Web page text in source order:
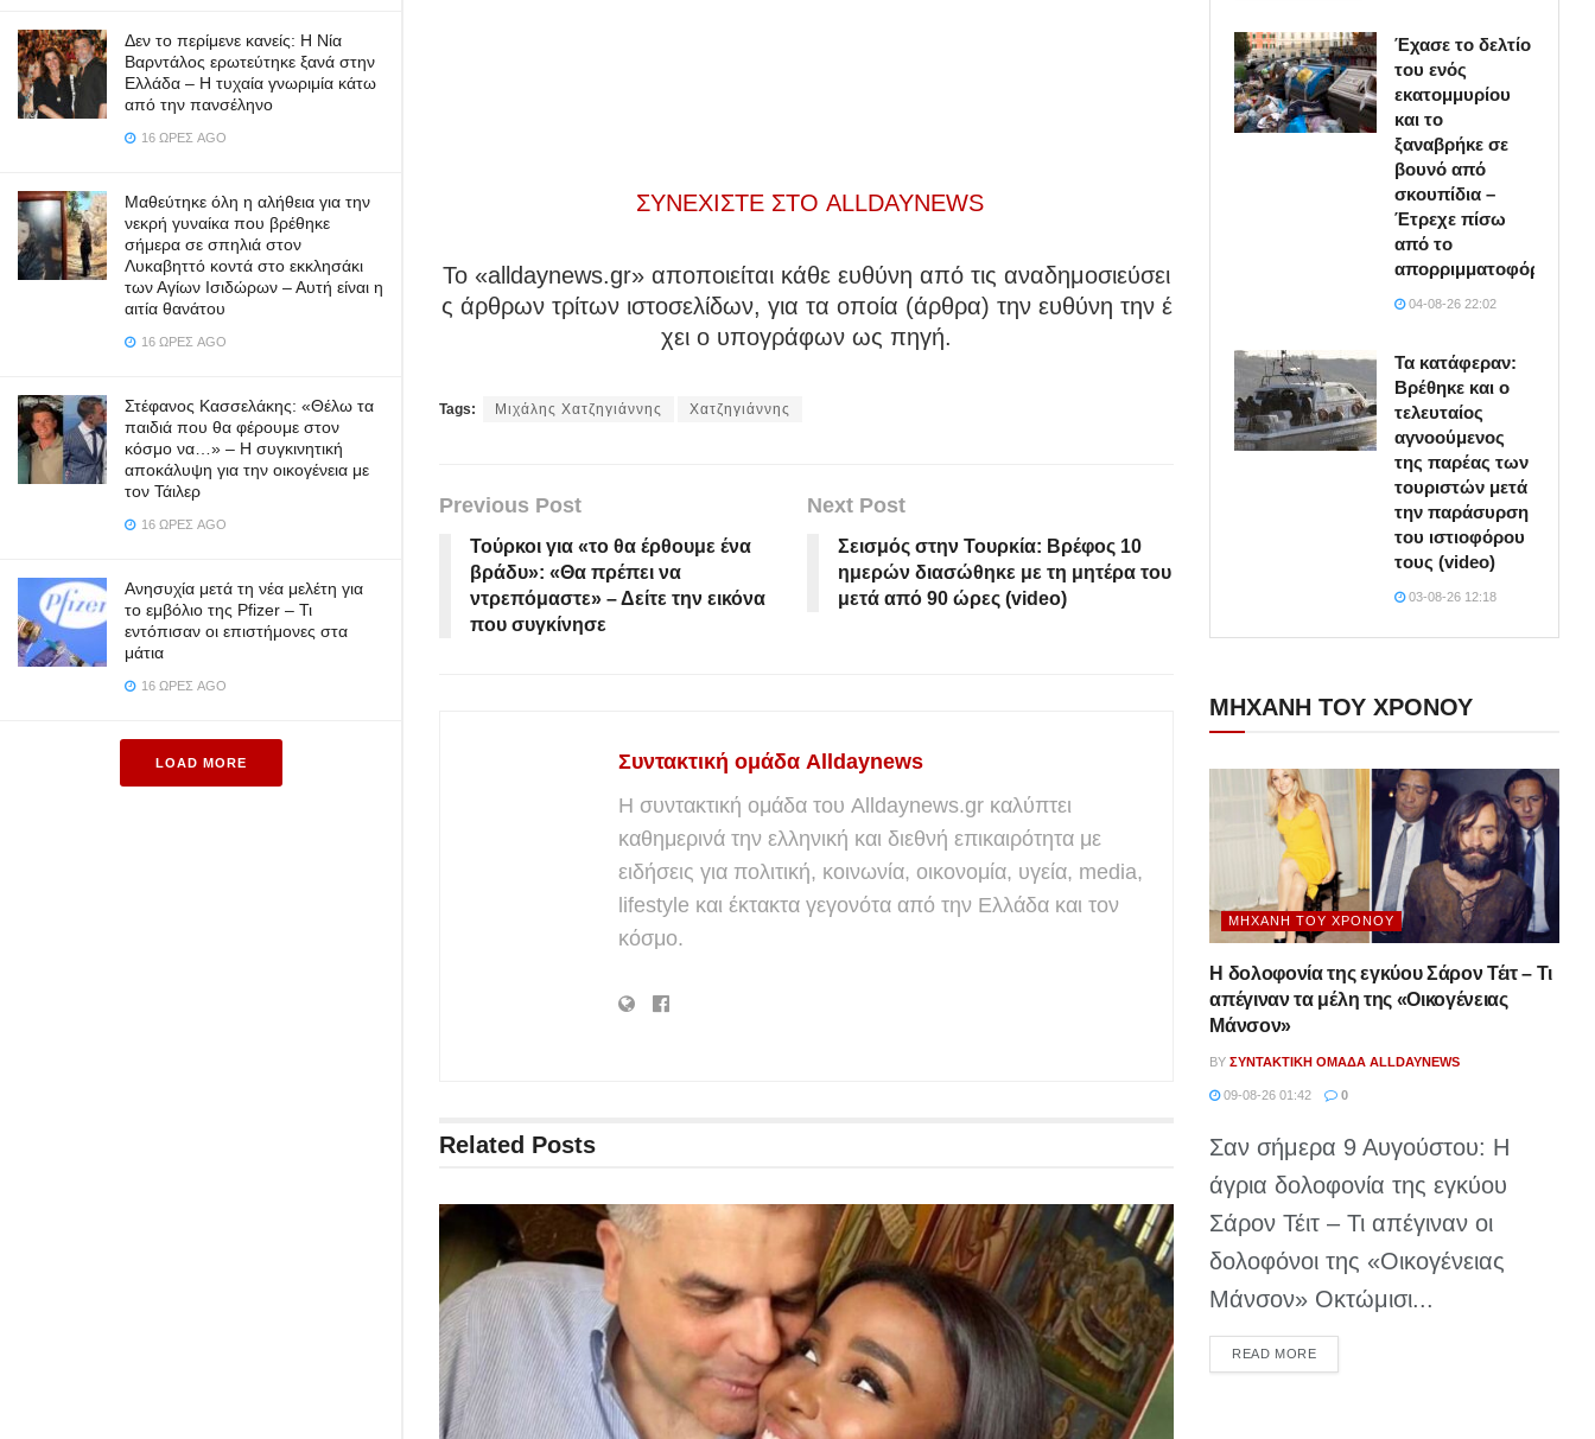
Δεν το περίμενε κανείς: Η Νία
Βαρντάλος ερωτεύτηκε ξανά στην
Ελλάδα – Η τυχαία γνωριμία κάτω
από την πανσέληνο
16 ΏΡΕΣ AGO
Μαθεύτηκε όλη η αλήθεια για την
νεκρή γυναίκα που βρέθηκε
σήμερα σε σπηλιά στον
Λυκαβηττό κοντά στο εκκλησάκι
των Αγίων Ισιδώρων – Αυτή είναι η
αιτία θανάτου
16 ΏΡΕΣ AGO
Στέφανος Κασσελάκης: «Θέλω τα
παιδιά που θα φέρουμε στον
κόσμο να…» – Η συγκινητική
αποκάλυψη για την οικογένεια με
τον Τάιλερ
16 ΏΡΕΣ AGO
Ανησυχία μετά τη νέα μελέτη για
το εμβόλιο της Pfizer – Τι
εντόπισαν οι επιστήμονες στα
μάτια
16 ΏΡΕΣ AGO
LOAD MORE
ΣΥΝΕΧΙΣΤΕ ΣΤΟ ALLDAYNEWS
To «alldaynews.gr» αποποιείται κάθε ευθύνη από τις αναδημοσιεύσει
ς άρθρων τρίτων ιστοσελίδων, για τα οποία (άρθρα) την ευθύνη την έ
χει ο υπογράφων ως πηγή.
Tags: Μιχάλης Χατζηγιάννης Χατζηγιάννης
Previous Post
Τούρκοι για «το θα έρθουμε ένα
βράδυ»: «Θα πρέπει να
ντρεπόμαστε» – Δείτε την εικόνα
που συγκίνησε
Next Post
Σεισμός στην Τουρκία: Βρέφος 10
ημερών διασώθηκε με τη μητέρα του
μετά από 90 ώρες (video)
Συντακτική ομάδα Alldaynews
Η συντακτική ομάδα του Alldaynews.gr καλύπτει
καθημερινά την ελληνική και διεθνή επικαιρότητα με
ειδήσεις για πολιτική, κοινωνία, οικονομία, υγεία, media,
lifestyle και έκτακτα γεγονότα από την Ελλάδα και τον
κόσμο.
Related Posts
Έχασε το δελτίο
του ενός
εκατομμυρίου
και το
ξαναβρήκε σε
βουνό από
σκουπίδια –
Έτρεχε πίσω
από το
απορριμματοφόρο
04-08-26 22:02
Τα κατάφεραν:
Βρέθηκε και ο
τελευταίος
αγνοούμενος
της παρέας των
τουριστών μετά
την παράσυρση
του ιστιοφόρου
τους (video)
03-08-26 12:18
ΜΗΧΑΝΗ ΤΟΥ ΧΡΟΝΟΥ
ΜΗΧΑΝΉ ΤΟΥ ΧΡΌΝΟΥ
Η δολοφονία της εγκύου Σάρον Τέιτ – Τι
απέγιναν τα μέλη της «Οικογένειας
Μάνσον»
BY ΣΥΝΤΑΚΤΙΚΉ ΟΜΆΔΑ ALLDAYNEWS
09-08-26 01:42 0
Σαν σήμερα 9 Αυγούστου: Η
άγρια δολοφονία της εγκύου
Σάρον Τέιτ – Τι απέγιναν οι
δολοφόνοι της «Οικογένειας
Μάνσον» Οκτώμισι...
READ MOREDETAILS